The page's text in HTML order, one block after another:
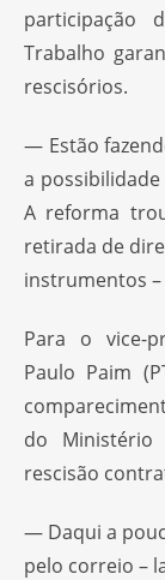
participação
Trabalho
rescisórios.
— Estão
a
A reforma
retirada de
instrumentos
Para o vice-
Paulo Paim
do Ministério
rescisão
— Daqui a
pelo correio –